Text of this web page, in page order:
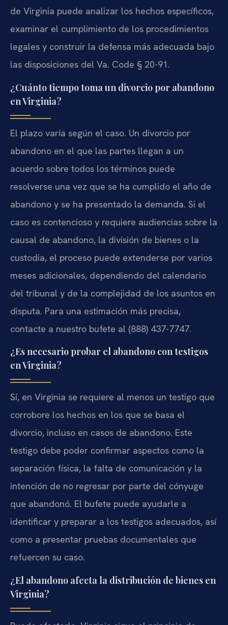
de Virginia puede analizar los hechos específicos,
examinar el cumplimiento de los procedimientos
legales y construir la defensa más adecuada bajo
las disposiciones del Va. Code § 20-91.
¿Cuánto tiempo toma un divorcio por abandono
en Virginia?
El plazo varía según el caso. Un divorcio por
abandono en el que las partes llegan a un
acuerdo sobre todos los términos puede
resolverse una vez que se ha cumplido el año de
abandono y se ha presentado la demanda. Si el
caso es contencioso y requiere audiencias sobre la
causal de abandono, la división de bienes o la
custodia, el proceso puede extenderse por varios
meses adicionales, dependiendo del calendario
del tribunal y de la complejidad de los asuntos en
disputa. Para una estimación más precisa,
contacte a nuestro bufete al (888) 437-7747.
¿Es necesario probar el abandono con testigos
en Virginia?
Sí, en Virginia se requiere al menos un testigo que
corrobore los hechos en los que se basa el
divorcio, incluso en casos de abandono. Este
testigo debe poder confirmar aspectos como la
separación física, la falta de comunicación y la
intención de no regresar por parte del cónyuge
que abandonó. El bufete puede ayudarle a
identificar y preparar a los testigos adecuados, así
como a presentar pruebas documentales que
refuercen su caso.
¿El abandono afecta la distribución de bienes en
Virginia?